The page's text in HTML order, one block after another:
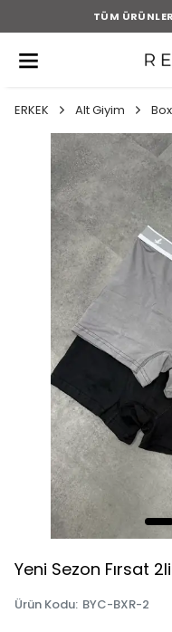
TÜM
ERKEK Alt Giyim
Yeni Sezon Fırsat
Ürün Kodu: BYC-BXR-2